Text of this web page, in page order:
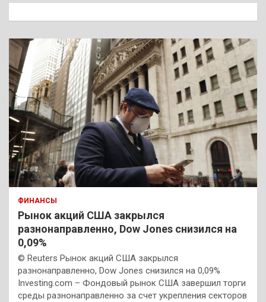
к
ФИНАНСЫ
Рынок акций США закрылся
разнонаправленно, Dow Jones снизился на
0,09%
© Reuters Рынок акций США закрылся
разнонаправленно, Dow Jones снизился на 0,09%
Investing.com – Фондовый рынок США завершил торги
среды разнонаправленно за счет укрепления секторов